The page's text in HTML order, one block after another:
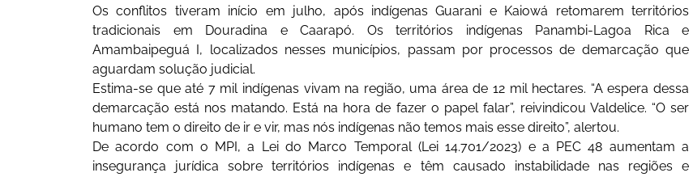
Os conflitos tiveram início em julho, após indígenas Guarani e Kaiowá retomarem territórios
tradicionais em Douradina e Caarapó. Os territórios indígenas Panambi-Lagoa Rica e
Amambaipeguá I, localizados nesses municípios, passam por processos de demarcação que
aguardam solução judicial.
Estima-se que até 7 mil indígenas vivam na região, uma área de 12 mil hectares. “A espera dessa
demarcação está nos matando. Está na hora de fazer o papel falar”, reivindicou Valdelice. “O ser
humano tem o direito de ir e vir, mas nós indígenas não temos mais esse direito”, alertou.
De acordo com o MPI, a Lei do Marco Temporal (Lei 14.701/2023) e a PEC 48 aumentam a
insegurança jurídica sobre territórios indígenas e têm causado instabilidade nas regiões e